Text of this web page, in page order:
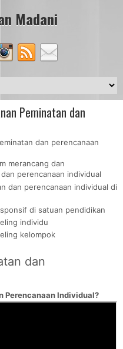
Madani
Peminatan dan
dan perencanaan
merancang dan
perencanaan individual
dan perencanaan individual di
di satuan pendidikan
individu
kelompok
dan
Perencanaan Individual?